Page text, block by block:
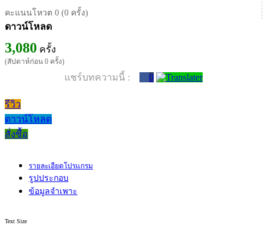
คะแนนโหวต 0 (0 ครั้ง)
ดาวน์โหลด
3,080 ครั้ง
(สัปดาห์ก่อน 0 ครั้ง)
แชร์บทความนี้ : 0
รีวิว
ดาวน์โหลด
สั่งซื้อ
รายละเอียดโปรแกรม
รูปประกอบ
ข้อมูลจำเพาะ
Text Size